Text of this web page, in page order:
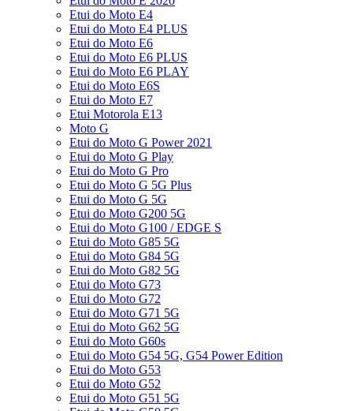
Etui do Moto E4
Etui do Moto E4 PLUS
Etui do Moto E6
Etui do Moto E6 PLUS
Etui do Moto E6 PLAY
Etui do Moto E6S
Etui do Moto E7
Etui Motorola E13
Moto G
Etui do Moto G Power 2021
Etui do Moto G Play
Etui do Moto G Pro
Etui do Moto G 5G Plus
Etui do Moto G 5G
Etui do Moto G200 5G
Etui do Moto G100 / EDGE S
Etui do Moto G85 5G
Etui do Moto G84 5G
Etui do Moto G82 5G
Etui do Moto G73
Etui do Moto G72
Etui do Moto G71 5G
Etui do Moto G62 5G
Etui do Moto G60s
Etui do Moto G54 5G, G54 Power Edition
Etui do Moto G53
Etui do Moto G52
Etui do Moto G51 5G